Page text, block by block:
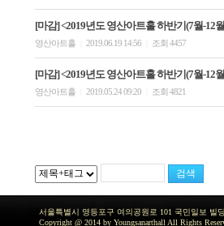
[마감] <2019년도 영산아트홀 하반기(7월-12
영산아트홀 2019.06.19 14:56 조회 4457
[마감] <2019년도 영산아트홀 하반기(7월-12
영산아트홀 2019.05.24 09:20 조회 4821
서울특별시 영등포구 여의공원로 101 국민일보 빌
Copyright @ 2014 by Youngsanarthall All Rights